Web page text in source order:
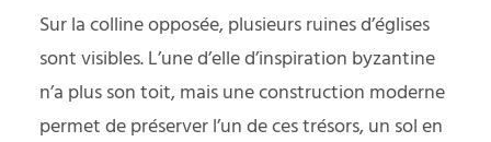
Sur la colline opposée, plusieurs ruines d’églises
sont visibles. L’une d’elle d’inspiration byzantine
n’a plus son toit, mais une construction moderne
permet de préserver l’un de ces trésors, un sol en